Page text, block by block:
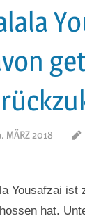
MÄRZ 2018
Yousafzai ist
hat.